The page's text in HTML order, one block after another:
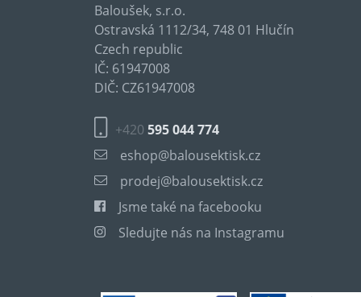
Baloušek, s.r.o.
Ostravská 1112/34, 748 01 Hlučín
Czech republic
IČ: 61947008
DIČ: CZ61947008
+420 595 044 774
eshop@balousektisk.cz
prodej@balousektisk.cz
Jsme také na facebooku
Sledujte nás na Instagramu